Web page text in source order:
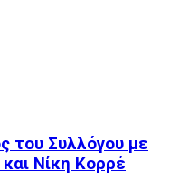
του Συλλόγου με
Νίκη Κορρέ